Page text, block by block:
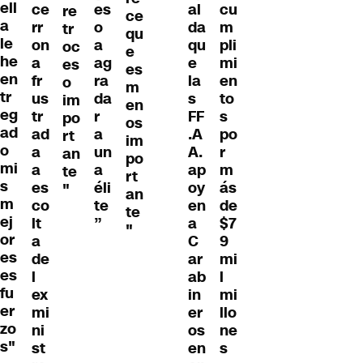
ell
a
le
he
en
tr
eg
ad
o
mi
s
m
ej
or
es
es
fu
er
zo
s"
ce
rr
on
a
fr
us
tr
ad
a
a
es
co
lt
a
de
l
ex
mi
ni
st
re
tr
oc
es
o
im
po
rt
an
te
"
es
o
a
ag
ra
da
r
a
un
a
éli
te
”
ce
qu
e
es
m
en
os
im
po
rt
an
te
"
al
da
qu
e
la
s
FF
.A
A.
ap
oy
en
a
C
ar
ab
in
er
os
en
cu
m
pli
mi
en
to
s
po
r
m
ás
de
$7
9
mi
l
mi
llo
ne
s